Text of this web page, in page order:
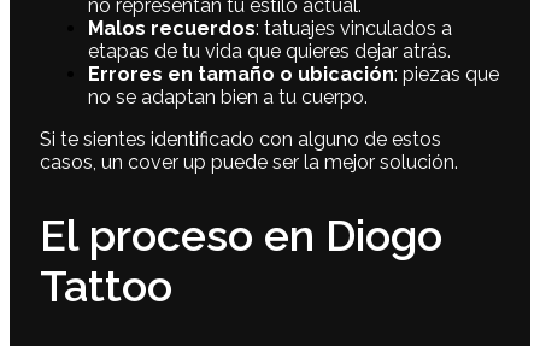
no representan tu estilo actual.
Malos recuerdos: tatuajes vinculados a
etapas de tu vida que quieres dejar atrás.
Errores en tamaño o ubicación: piezas que
no se adaptan bien a tu cuerpo.
Si te sientes identificado con alguno de estos
casos, un cover up puede ser la mejor solución.
El proceso en Diogo
Tattoo